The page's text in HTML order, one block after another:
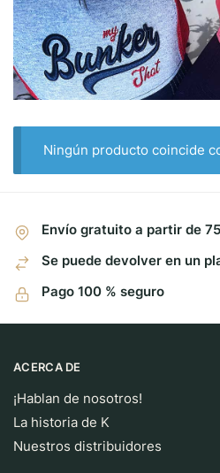
Ningún producto coincide
Envío gratuito a partir de
Se puede devolver en un
Pago 100 % seguro
ACERCA DE
¡Hablan de nosotros!
La historia de K
Nuestros distribuidores